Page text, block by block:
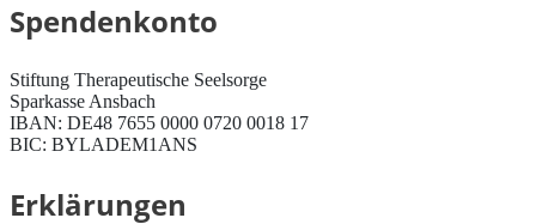
Spendenkonto
Stiftung Therapeutische Seelsorge
Sparkasse Ansbach
IBAN: DE48 7655 0000 0720 0018 17
BIC: BYLADEM1ANS
Erklärungen